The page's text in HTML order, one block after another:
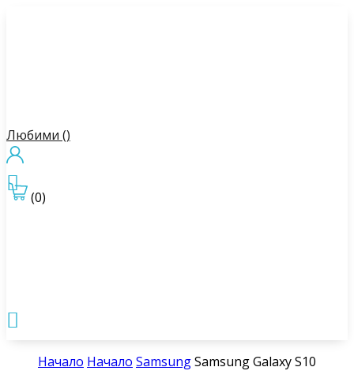
Любими ()
(0)


Начало Начало SamsungSamsung Galaxy S10